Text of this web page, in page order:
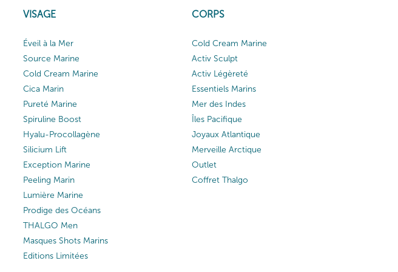
VISAGE
Éveil à la Mer
Source Marine
Cold Cream Marine
Cica Marin
Pureté Marine
Spiruline Boost
Hyalu-Procollagène
Silicium Lift
Exception Marine
Peeling Marin
Lumière Marine
Prodige des Océans
THALGO Men
Masques Shots Marins
Editions Limitées
CORPS
Cold Cream Marine
Activ Sculpt
Activ Légèreté
Essentiels Marins
Mer des Indes
Îles Pacifique
Joyaux Atlantique
Merveille Arctique
Outlet
Coffret Thalgo